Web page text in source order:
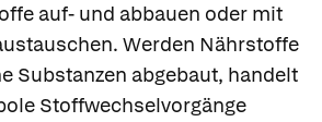
auf- und abbauen oder mit
Werden Nährstoffe
Substanzen abgebaut, handelt
Stoffwechselvorgänge